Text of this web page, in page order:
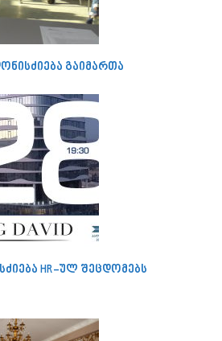
გაიმართა
HR-ულ შეცდომებს